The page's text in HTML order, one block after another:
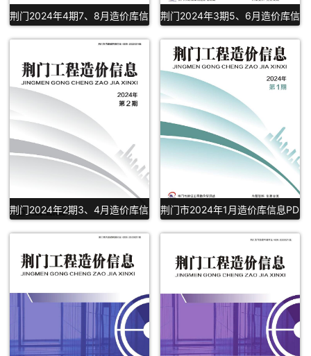
荆门2024年4期7、8月造价库信息PDF扫描件下载荆门2024年3期5、6月造价库信息
荆门2024年2期3、4月造价库信息PDF扫描件下载荆门市2024年1月造价库信息PDF